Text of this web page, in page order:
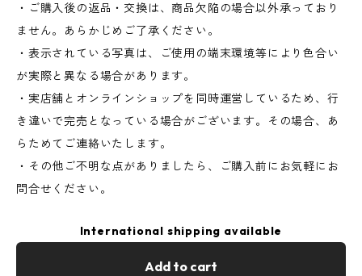
・ご購入後の返品・交換は、商品欠陥の場合以外承っており
ません。あらかじめご了承ください。
・表示されている写真は、ご使用の端末環境等により色合い
が実際と異なる場合があります。
・実店舗とオンラインショップを同時運営しているため、行
き違いで完売となっている場合がございます。その場合、あ
らためてご連絡いたします。
・その他ご不明な点がありましたら、ご購入前にお気軽にお
問合せください。
International shipping available
Add to cart